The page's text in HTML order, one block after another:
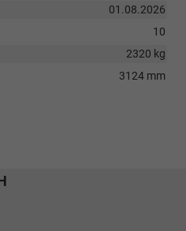
01.08.2026
10
2320 kg
3124 mm